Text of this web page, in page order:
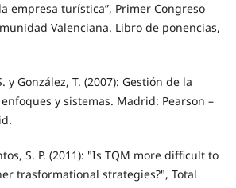
empresa turística”, Primer Congreso
Valenciana. Libro de ponencias,
y González, T. (2007): Gestión de la
y sistemas. Madrid: Pearson –
S. P. (2011): "Is TQM more difficult to
trasformational strategies?", Total